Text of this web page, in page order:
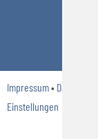
Impressum• Datenschutz
Einstellungen